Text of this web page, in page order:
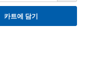
카트에 담기